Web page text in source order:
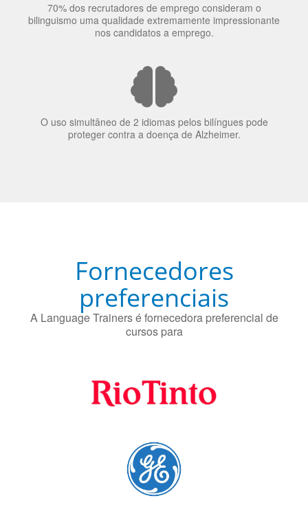
70% dos recrutadores de emprego consideram o
bilinguismo uma qualidade extremamente impressionante
nos candidatos a emprego.
O uso simultâneo de 2 idiomas pelos bilíngues pode
proteger contra a doença de Alzheimer.
Fornecedores
preferenciais
A Language Trainers é fornecedora preferencial de
cursos para